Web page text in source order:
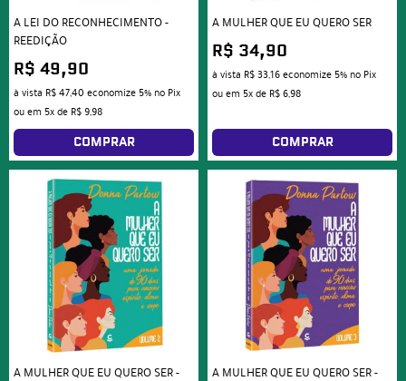
A LEI DO RECONHECIMENTO -
REEDIÇÃO
R$ 49,90
à vista R$ 47,40 economize 5% no Pix
ou em 5xde R$ 9,98
COMPRAR
A MULHER QUE EU QUERO SER
R$ 34,90
à vista R$ 33,16economize 5% no Pix
ou em 5xde R$ 6,98
COMPRAR
A MULHER QUE EU QUERO SER -
A MULHER QUE EU QUERO SER -